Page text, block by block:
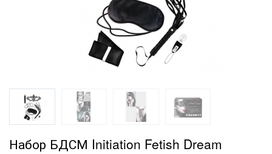
Набор БДСМ Initiation Fetish Dream